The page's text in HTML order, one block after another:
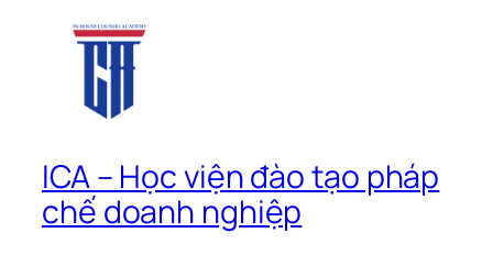
ICA – Học viện đào tạo pháp
chế doanh nghiệp